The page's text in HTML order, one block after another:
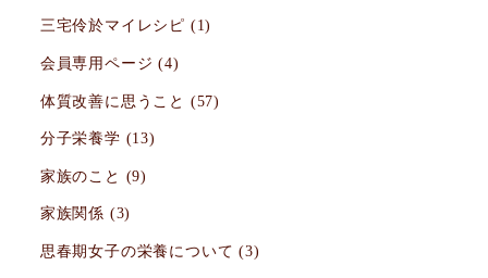
三宅伶於マイレシピ (1)
会員専用ページ (4)
体質改善に思うこと (57)
分子栄養学 (13)
家族のこと (9)
家族関係 (3)
思春期女子の栄養について (3)